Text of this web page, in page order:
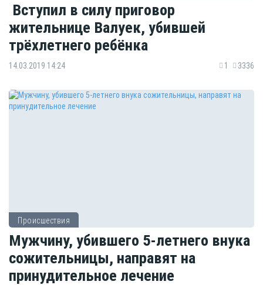
Вступил в силу приговор
жительнице Валуек, убившей
трёхлетнего ребёнка
14.03.2019 14:24 1 3336
Происшествия
Мужчину, убившего 5-летнего внука
сожительницы, направят на
принудительное лечение